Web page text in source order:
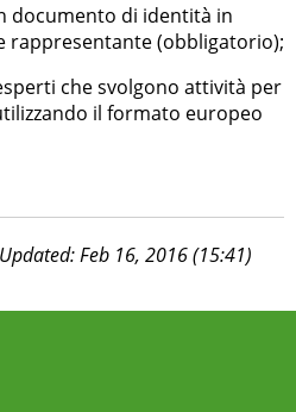
documento di identità in
rappresentante (obbligatorio);
che svolgono attività per
il formato europeo
Feb 16, 2016 (15:41)